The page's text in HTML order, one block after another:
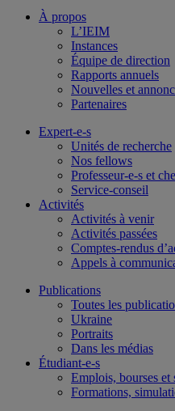
À propos
L’IEIM
Instances
Équipe de direction
Rapports annuels
Nouvelles et
Partenaires
Expert-e-s
Unités de recherche
Nos fellows
Professeur-e-s et
Service-conseil
Activités
Activités à venir
Activités passées
Comptes-rendus
Appels à
Publications
Toutes les
Ukraine
Portraits
Dans les médias
Étudiant-e-s
Emplois, bourses et
Formations,